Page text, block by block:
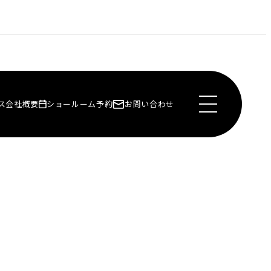
会社概要 ショールーム予約 お問い合わせ